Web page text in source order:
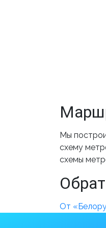
Мы
схему
схемы
От